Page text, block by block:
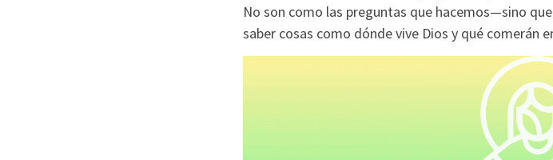
No son como las preguntas que hacemos—sino
saber cosas como dónde vive Dios y qué comerán